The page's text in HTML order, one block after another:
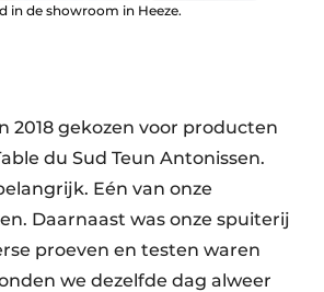
in de showroom in Heeze.
2018 gekozen voor producten
du Sud Teun Antonissen.
Eén van onze
Daarnaast was onze spuiterij
proeven en testen waren
we dezelfde dag alweer